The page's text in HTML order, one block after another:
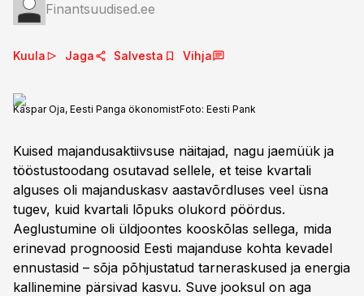
Finantsuudised.ee
Kuula Jaga Salvesta Vihja
Kaspar Oja, Eesti Panga ökonomistFoto: Eesti Pank
Kuised majandusaktiivsuse näitajad, nagu jaemüük ja
tööstustoodang osutavad sellele, et teise kvartali
alguses oli majanduskasv aastavõrdluses veel üsna
tugev, kuid kvartali lõpuks olukord pöördus.
Aeglustumine oli üldjoontes kooskõlas sellega, mida
erinevad prognoosid Eesti majanduse kohta kevadel
ennustasid – sõja põhjustatud tarneraskused ja energia
kallinemine pärsivad kasvu. Suve jooksul on aga